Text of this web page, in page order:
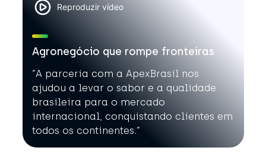
Reproduzir vídeo
Agronegócio que rompe fronteiras
”A parceria com a ApexBrasil nos
ajudou a levar o sabor e a qualidade
brasileira para o mercado
internacional, conquistando clientes em
todos os continentes.”